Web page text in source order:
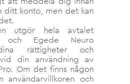
ditt konto, men det kan
utgör hela avtalet
och Egede Neuro
rättigheter och
din användning av
Om det finns någon
användarvillkoren och